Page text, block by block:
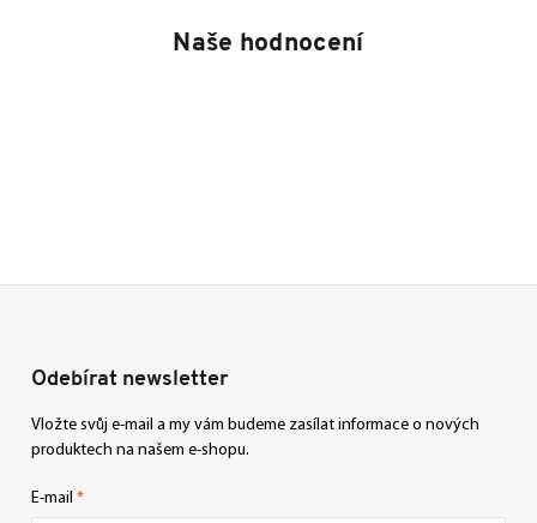
Naše hodnocení
Odebírat newsletter
Vložte svůj e-mail a my vám budeme zasílat informace o nových
produktech na našem e-shopu.
E-mail